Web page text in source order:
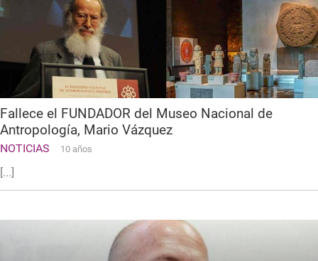
Fallece el FUNDADOR del Museo Nacional de
Antropología, Mario Vázquez
NOTICIAS 10 años
[...]